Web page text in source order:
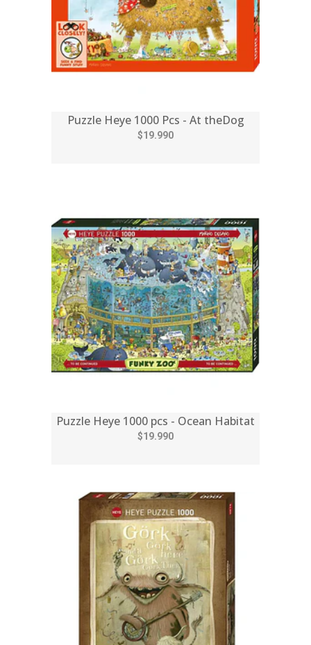
Puzzle Heye 1000 Pcs - At theDog
$19.990
Puzzle Heye 1000 pcs - Ocean Habitat
$19.990